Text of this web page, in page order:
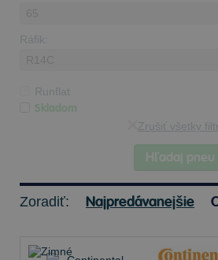
Ráfik:
Runflat
Skladom
Zrušiť všetky
Hľadaj pneu
Zoradiť: Najpredávanejšie